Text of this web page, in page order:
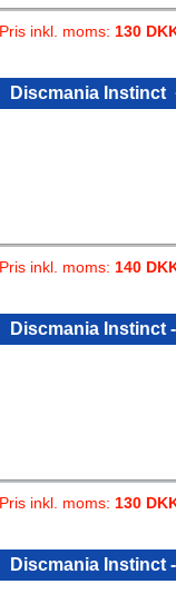
Pris inkl. moms: 130
Discmania Instinct
Pris inkl. moms: 140
Discmania Instinct
Pris inkl. moms: 130
Discmania Instinct